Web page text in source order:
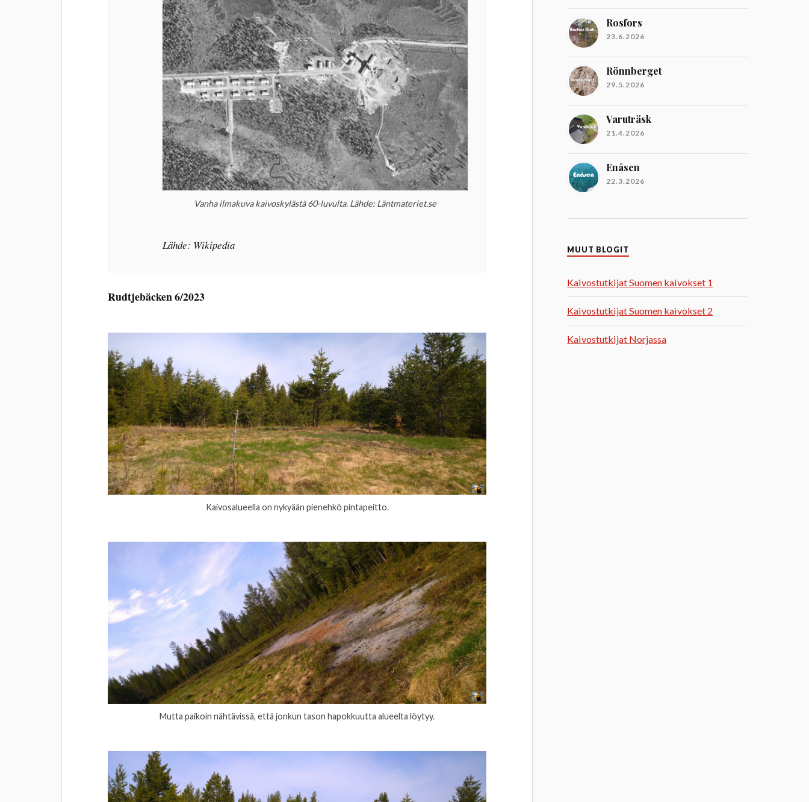
Vanha ilmakuva kaivoskylästä 60-luvulta. Lähde: Läntmateriet.se
Lähde: Wikipedia
Rudtjebäcken 6/2023
Kaivosalueella on nykyään pienehkö pintapeitto.
Mutta paikoin nähtävissä, että jonkun tason hapokkuutta alueelta löytyy.
Rosfors
23.6.2026
Rönnberget
29.5.2026
Varuträsk
21.4.2026
Enåsen
22.3.2026
MUUT BLOGIT
Kaivostutkijat Suomen kaivokset 1
Kaivostutkijat Suomen kaivokset 2
Kaivostutkijat Norjassa